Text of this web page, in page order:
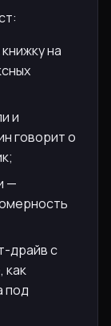
на
и
говорит о
—
драйв с
как
под